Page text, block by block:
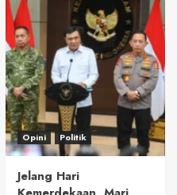
Opini Politik
Jelang Hari